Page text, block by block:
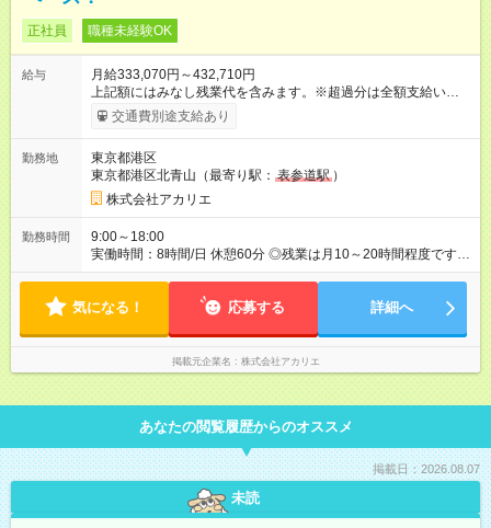
正社員 職種未経験OK
給与
月給333,070円～432,710円
上記額にはみなし残業代を含みます。※超過分は全額支給いたし
ます。 みなし残業代 42,270円 ～ 54,910円／月 みなし残業時
間 20時間／月 【試用期間】試用期間あり 試用期間の長さ：3ヶ
交通費別途支給あり
勤務地
東京都港区
東京都港区北青山（最寄り駅： 表参道駅 ）
株式会社アカリエ
勤務時間
9:00～18:00
実働時間：8時間/日 休憩60分 ◎残業は月10～20時間程度です！
◎お客様のご依頼により前後する可能性があります。
気になる！ 応募する 詳細へ
掲載元企業名 株式会社アカリエ
あなたの閲覧履歴からのオススメ
掲載日：2026.08.07
未読